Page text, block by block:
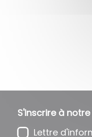
S'inscrire à
Lettre